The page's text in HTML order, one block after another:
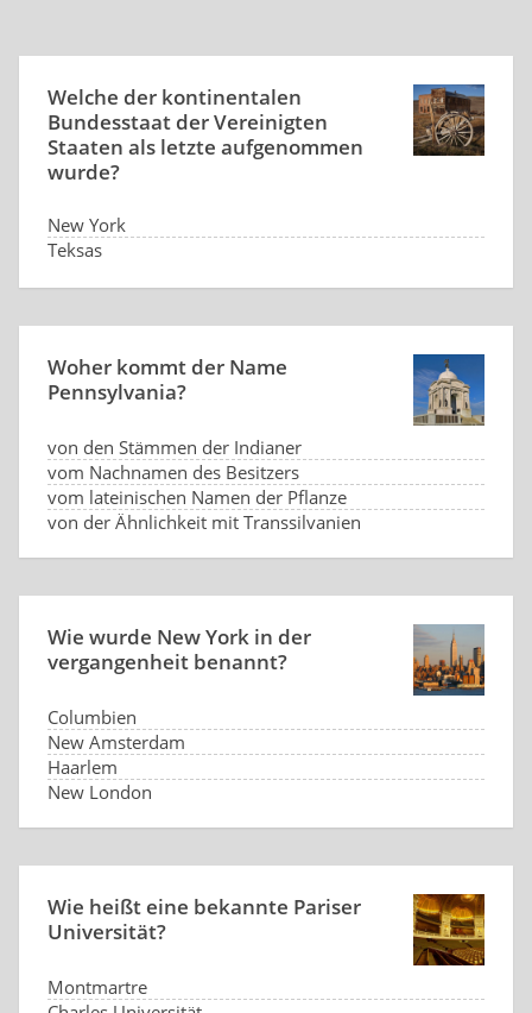
Welche der kontinentalen
Bundesstaat der Vereinigten
Staaten als letzte aufgenommen
wurde?
New York
Teksas
Woher kommt der Name
Pennsylvania?
von den Stämmen der Indianer
vom Nachnamen des Besitzers
vom lateinischen Namen der Pflanze
von der Ähnlichkeit mit Transsilvanien
Wie wurde New York in der
vergangenheit benannt?
Columbien
New Amsterdam
Haarlem
New London
Wie heißt eine bekannte Pariser
Universität?
Montmartre